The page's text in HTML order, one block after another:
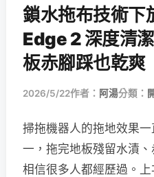
鎖水拖布技術下
Edge 2 深度清
板赤腳踩也乾爽
2026/5/22作者： 阿湯分類：
掃拖機器人的拖地效果
一，拖完地板殘留水漬
相信很多人都經歷過。